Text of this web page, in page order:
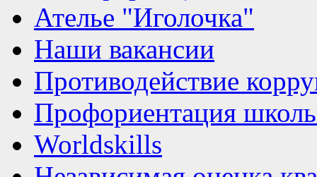
Ателье "Иголочка"
Наши вакансии
Противодействие
Профориентация
Worldskills